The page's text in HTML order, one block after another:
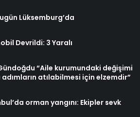
Lüksemburg’da
Devrildi: 3 Yaralı
“Aile kurumundaki değişimi
atılabilmesi için elzemdir”
orman yangını: Ekipler sevk